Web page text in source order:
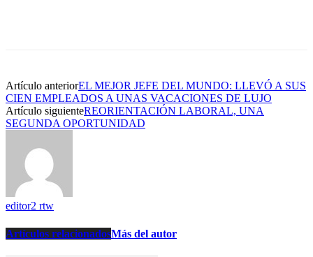
Artículo anteriorEL MEJOR JEFE DEL MUNDO: LLEVÓ A SUS
CIEN EMPLEADOS A UNAS VACACIONES DE LUJO
Artículo siguienteREORIENTACIÓN LABORAL, UNA
SEGUNDA OPORTUNIDAD
editor2 rtw
Artículos relacionadosMás del autor